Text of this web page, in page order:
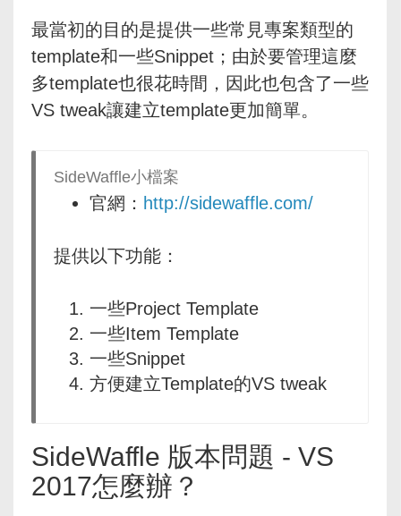
最當初的目的是提供一些常見專案類型的
template和一些Snippet；由於要管理這麼
多template也很花時間，因此也包含了一些
VS tweak讓建立template更加簡單。
SideWaffle小檔案
官網： http://sidewaffle.com/
提供以下功能：
一些Project Template
一些Item Template
一些Snippet
方便建立Template的VS tweak
SideWaffle 版本問題 - VS
2017怎麼辦？